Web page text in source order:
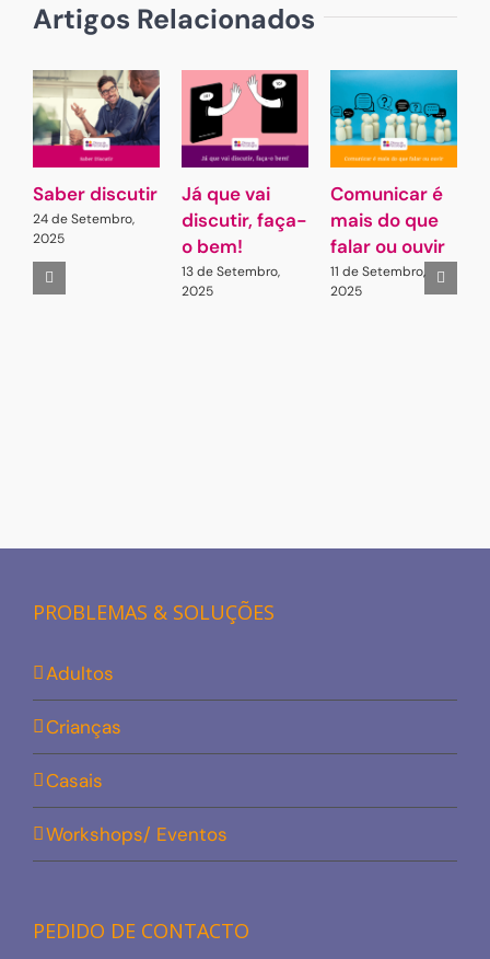
Artigos Relacionados
Saber discutir
24 de Setembro,
2025
Já que vai
discutir, faça-
o bem!
13 de Setembro,
2025
Comunicar é
mais do que
falar ou ouvir
11 de Setembro,
2025
PROBLEMAS & SOLUÇÕES
Adultos
Crianças
Casais
Workshops/ Eventos
PEDIDO DE CONTACTO